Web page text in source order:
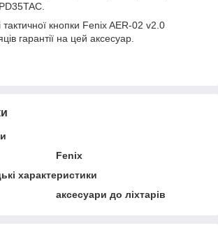
тактичної кнопки Fenix AER-02 v2.0
гарантії на цей аксесуар.
Fenix
характеристики
аксесуари до ліхтарів